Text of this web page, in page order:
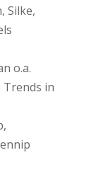
Silke,
o.a.
in